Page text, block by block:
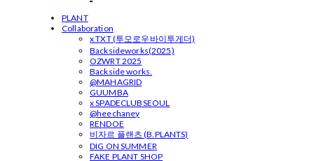
PLANT
Collaboration
x TXT (투모로우바이투게더)
Backsideworks(2025)
OZWRT 2025
Backside works.
@MAHAGRID
GUUMBA
x SPADECLUBSEOUL
@heechaney
RENDOE
비자르 플랜츠 (B.PLANTS)
DIG ON SUMMER
FAKE PLANT SHOP